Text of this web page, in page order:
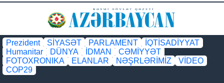
Prezident SİYASƏT PARLAMENT
İQTİSADİYYAT
Humanitar
DÜNYA İDMAN
CƏMİYYƏT
FOTOXRONIKA
ELANLAR NƏŞRLƏRİMİZ
VİDEO
COP29